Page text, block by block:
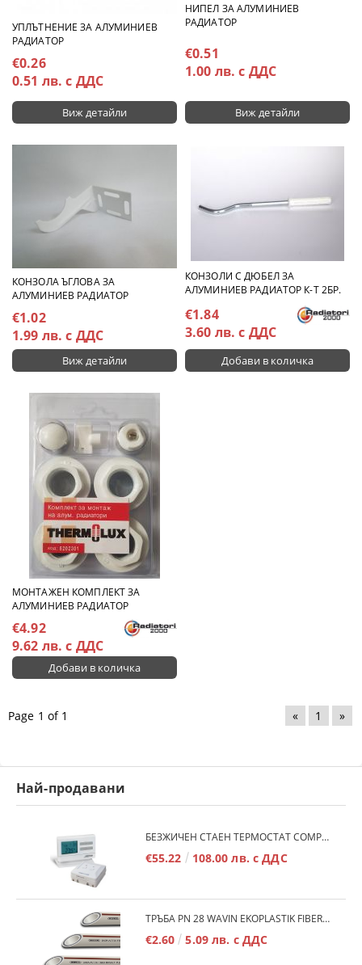
УПЛЪТНЕНИЕ ЗА АЛУМИНИЕВ
РАДИАТОР
€0.26
0.51 лв. с ДДС
Виж детайли
НИПЕЛ ЗА АЛУМИНИЕВ
РАДИАТОР
€0.51
1.00 лв. с ДДС
Виж детайли
КОНЗОЛА ЪГЛОВА ЗА
АЛУМИНИЕВ РАДИАТОР
€1.02
1.99 лв. с ДДС
Виж детайли
КОНЗОЛИ С ДЮБЕЛ ЗА
АЛУМИНИЕВ РАДИАТОР К-Т 2БР.
€1.84
3.60 лв. с ДДС
МОНТАЖЕН КОМПЛЕКТ ЗА
АЛУМИНИЕВ РАДИАТОР
€4.92
9.62 лв. с ДДС
Page 1 of 1 « 1 »
Най-продавани
БЕЗЖИЧЕН СТАЕН ТЕРМОСТАТ COMPUTHERM Q7RF
€55.22 108.00 лв. с ДДС
ТРЪБА PN 28 WAVIN EKOPLASTIK FIBER BASALT PLUS - 3М/БР.
€2.60 5.09 лв. с ДДС